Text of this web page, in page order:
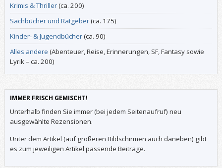
Krimis & Thriller(ca. 200)
Sachbücher und Ratgeber(ca. 175)
Kinder- & Jugendbücher(ca. 90)
Alles andere (Abenteuer, Reise, Erinnerungen, SF, Fantasy sowie
Lyrik – ca. 200)
IMMER FRISCH GEMISCHT!
Unterhalb finden Sie immer (bei jedem Seitenaufruf) neu
ausgewählte Rezensionen.
Unter dem Artikel (auf größeren Bildschirmen auch daneben) gibt
es zum jeweiligen Artikel passende Beiträge.